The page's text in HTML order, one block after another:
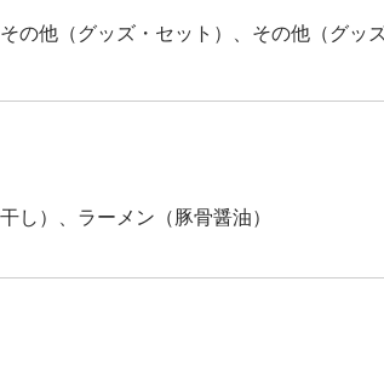
の他（グッズ・セット）、その他（グ
し）、ラーメン（豚骨醤油）